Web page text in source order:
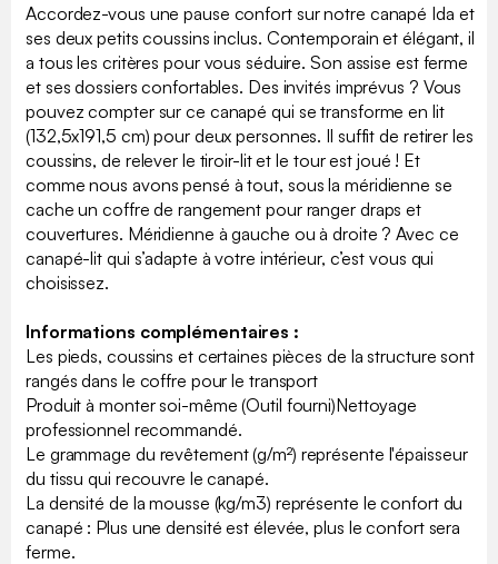
Accordez-vous une pause confort sur notre canapé Ida et
ses deux petits coussins inclus. Contemporain et élégant, il
a tous les critères pour vous séduire. Son assise est ferme
et ses dossiers confortables. Des invités imprévus ? Vous
pouvez compter sur ce canapé qui se transforme en lit
(132,5x191,5 cm) pour deux personnes. Il suffit de retirer les
coussins, de relever le tiroir-lit et le tour est joué ! Et
comme nous avons pensé à tout, sous la méridienne se
cache un coffre de rangement pour ranger draps et
couvertures. Méridienne à gauche ou à droite ? Avec ce
canapé-lit qui s’adapte à votre intérieur, c’est vous qui
choisissez.
Informations complémentaires :
Les pieds, coussins et certaines pièces de la structure sont
rangés dans le coffre pour le transport
Produit à monter soi-même (Outil fourni)Nettoyage
professionnel recommandé.
Le grammage du revêtement (g/m²) représente l'épaisseur
du tissu qui recouvre le canapé.
La densité de la mousse (kg/m3) représente le confort du
canapé : Plus une densité est élevée, plus le confort sera
ferme.